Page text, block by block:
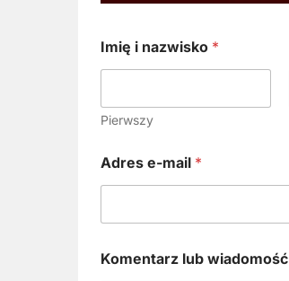
Imię i nazwisko *
Pierwszy
Adres e-mail *
Komentarz lub wiadomość